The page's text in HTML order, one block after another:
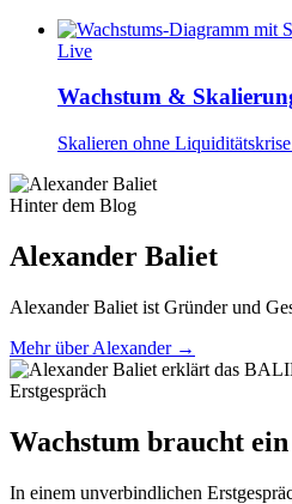
Live
Wachstum &
Skalieren ohne
Hinter dem Blog
Alexander Baliet
Alexander Baliet ist Gründer und
Mehr über Alexander →
Erstgespräch
Wachstum braucht ein
In einem unverbindlichen